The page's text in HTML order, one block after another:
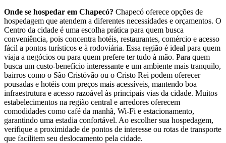
Onde se hospedar em Chapecó? Chapecó oferece opções de
hospedagem que atendem a diferentes necessidades e orçamentos. O
Centro da cidade é uma escolha prática para quem busca
conveniência, pois concentra hotéis, restaurantes, comércio e acesso
fácil a pontos turísticos e à rodoviária. Essa região é ideal para quem
viaja a negócios ou para quem prefere ter tudo à mão. Para quem
busca um custo-benefício interessante e um ambiente mais tranquilo,
bairros como o São Cristóvão ou o Cristo Rei podem oferecer
pousadas e hotéis com preços mais acessíveis, mantendo boa
infraestrutura e acesso razoável às principais vias da cidade. Muitos
estabelecimentos na região central e arredores oferecem
comodidades como café da manhã, Wi-Fi e estacionamento,
garantindo uma estadia confortável. Ao escolher sua hospedagem,
verifique a proximidade de pontos de interesse ou rotas de transporte
que facilitem seu deslocamento pela cidade.